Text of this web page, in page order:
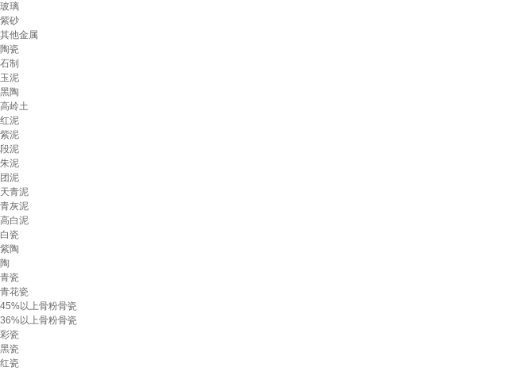
玻璃
紫砂
其他金属
陶瓷
石制
玉泥
黑陶
高岭土
红泥
紫泥
段泥
朱泥
团泥
天青泥
青灰泥
高白泥
白瓷
紫陶
陶
青瓷
青花瓷
45%以上骨粉骨瓷
36%以上骨粉骨瓷
彩瓷
黑瓷
红瓷